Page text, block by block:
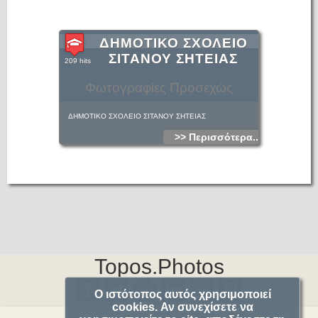
Φωτογραφίες Προσεχώς
ΔΗΜΟΤΙΚΟ ΣΧΟΛΕΙΟ
ΣΙΤΑΝΟΥ ΣΗΤΕΙΑΣ
209 hits
ΔΗΜΟΤΙΚΟ ΣΧΟΛΕΙΟ ΣΙΤΑΝΟΥ ΣΗΤΕΙΑΣ
>> Περισσότερα...
Topos.Photos
Ο ιστότοπος αυτός χρησιμοποιεί
cookies. Αν συνεχίσετε να